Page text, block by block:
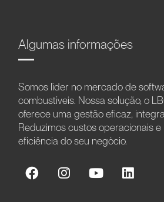
Algumas informações
Somos líder no mercado de
combustíveis. Nossa solução, o
oferece uma gestão eficaz,
Reduzimos custos operacionais e
eficiência do seu negócio.